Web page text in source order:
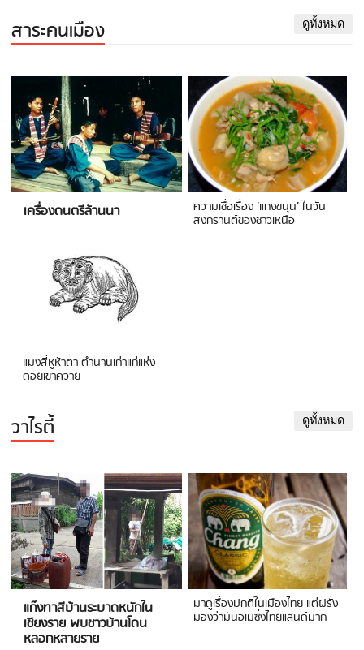
สาระคนเมือง ดูทั้งหมด
เครื่องดนตรีล้านนา ความเชื่อเรื่อง ‘แกงขนุน’ ในวัน
สงกรานต์ของชาวเหนือ
แมงสี่หูห้าตา ตำนานเก่าแก่แห่ง
ดอยเขาควาย
วาไรตี้ ดูทั้งหมด
แก๊งทาสีบ้านระบาดหนักใน
เชียงราย พบชาวบ้านโดน
หลอกหลายราย
มาดูเรื่องปกติในเมืองไทย แต่ฝรั่ง
มองว่ามันอเมซิ่งไทยแลนด์มาก